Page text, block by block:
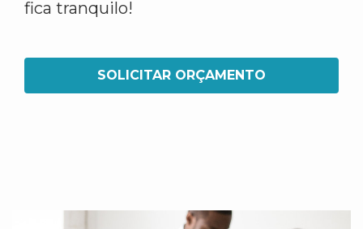
fica tranquilo!
SOLICITAR ORÇAMENTO